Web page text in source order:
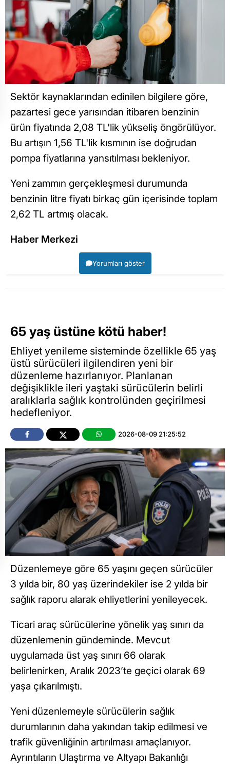
Sektör kaynaklarından edinilen bilgilere göre,
pazartesi gece yarısından itibaren benzinin
ürün fiyatında 2,08 TL'lik yükseliş öngörülüyor.
Bu artışın 1,56 TL'lik kısmının ise doğrudan
pompa fiyatlarına yansıtılması bekleniyor.
Yeni zammın gerçekleşmesi durumunda
benzinin litre fiyatı birkaç gün içerisinde toplam
2,62 TL artmış olacak.
Haber Merkezi
Yorumları göster
65 yaş üstüne kötü haber!
Ehliyet yenileme sisteminde özellikle 65 yaş
üstü sürücüleri ilgilendiren yeni bir
düzenleme hazırlanıyor. Planlanan
değişiklikle ileri yaştaki sürücülerin belirli
aralıklarla sağlık kontrolünden geçirilmesi
hedefleniyor.
2026-08-09 21:25:52
Düzenlemeye göre 65 yaşını geçen sürücüler
3 yılda bir, 80 yaş üzerindekiler ise 2 yılda bir
sağlık raporu alarak ehliyetlerini yenileyecek.
Ticari araç sürücülerine yönelik yaş sınırı da
düzenlemenin gündeminde. Mevcut
uygulamada üst yaş sınırı 66 olarak
belirlenirken, Aralık 2023’te geçici olarak 69
yaşa çıkarılmıştı.
Yeni düzenlemeyle sürücülerin sağlık
durumlarının daha yakından takip edilmesi ve
trafik güvenliğinin artırılması amaçlanıyor.
Ayrıntıların Ulaştırma ve Altyapı Bakanlığı